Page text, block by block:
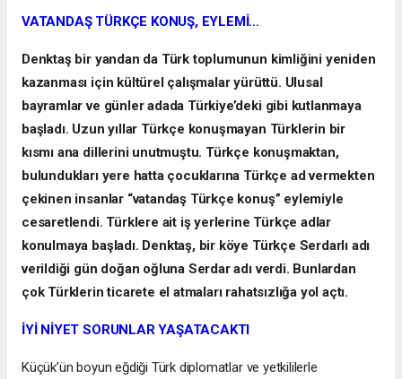
VATANDAŞ TÜRKÇE KONUŞ, EYLEMİ…
Denktaş bir yandan da Türk toplumunun kimliğini yeniden
kazanması için kültürel çalışmalar yürüttü. Ulusal
bayramlar ve günler adada Türkiye’deki gibi kutlanmaya
başladı. Uzun yıllar Türkçe konuşmayan Türklerin bir
kısmı ana dillerini unutmuştu. Türkçe konuşmaktan,
bulundukları yere hatta çocuklarına Türkçe ad vermekten
çekinen insanlar “vatandaş Türkçe konuş” eylemiyle
cesaretlendi. Türklere ait iş yerlerine Türkçe adlar
konulmaya başladı. Denktaş, bir köye Türkçe Serdarlı adı
verildiği gün doğan oğluna Serdar adı verdi. Bunlardan
çok Türklerin ticarete el atmaları rahatsızlığa yol açtı.
İYİ NİYET SORUNLAR YAŞATACAKTI
Küçük’ün boyun eğdiği Türk diplomatlar ve yetkililerle